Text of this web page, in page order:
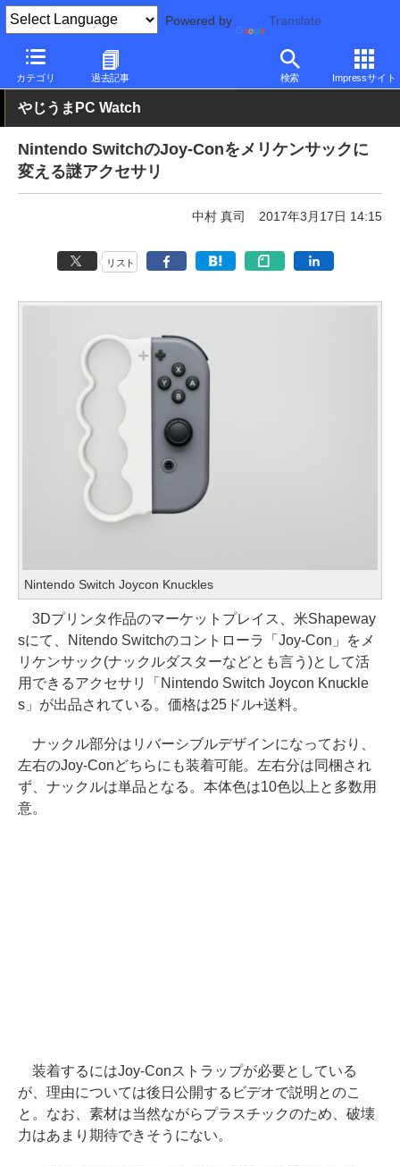
Powered by Translate
カテゴリ 過去記事 検索 Impressサイト
PC Watch 半導体/周辺機器
やじうまPC Watch
Nintendo SwitchのJoy-Conをメリケンサックに
変える謎アクセサリ
中村 真司 2017年3月17日 14:15
リスト
Nintendo Switch Joycon Knuckles
3Dプリンタ作品のマーケットプレイス、米Shapeway
sにて、Nitendo Switchのコントローラ「Joy-Con」をメ
リケンサック(ナックルダスターなどとも言う)として活
用できるアクセサリ「Nintendo Switch Joycon Knuckle
s」が出品されている。価格は25ドル+送料。
ナックル部分はリバーシブルデザインになっており、
左右のJoy-Conどちらにも装着可能。左右分は同梱され
ず、ナックルは単品となる。本体色は10色以上と多数用
意。
装着するにはJoy-Conストラップが必要としている
が、理由については後日公開するビデオで説明とのこ
と。なお、素材は当然ながらプラスチックのため、破壊
力はあまり期待できそうにない。